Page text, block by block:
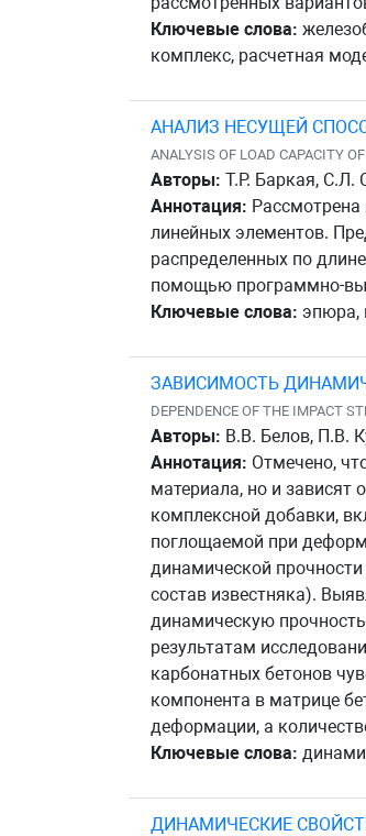
Ключевые слова:
комплекс, расчетная
АНАЛИЗ НЕСУЩЕЙ
ANALYSIS OF LOAD CAPACITY
Авторы: Т.Р. Баркая, С.Л.
Аннотация:
линейных элементов.
распределенных по
помощью программно-
Ключевые слова: эпюра,
ЗАВИСИМОСТЬ
DEPENDENCE OF THE IMPACT
Авторы: В.В. Белов, П.В.
Аннотация: Отмечено,
материала, но и
комплексной добавки,
поглощаемой при
динамической
состав известняка).
динамическую
результатам
карбонатных бетонов
компонента в матрице
деформации, а
Ключевые слова:
ДИНАМИЧЕСКИЕ